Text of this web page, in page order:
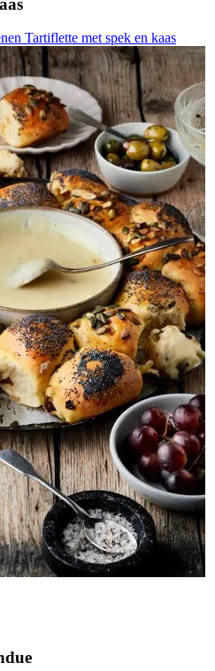
Tartiflette met spek en kaas